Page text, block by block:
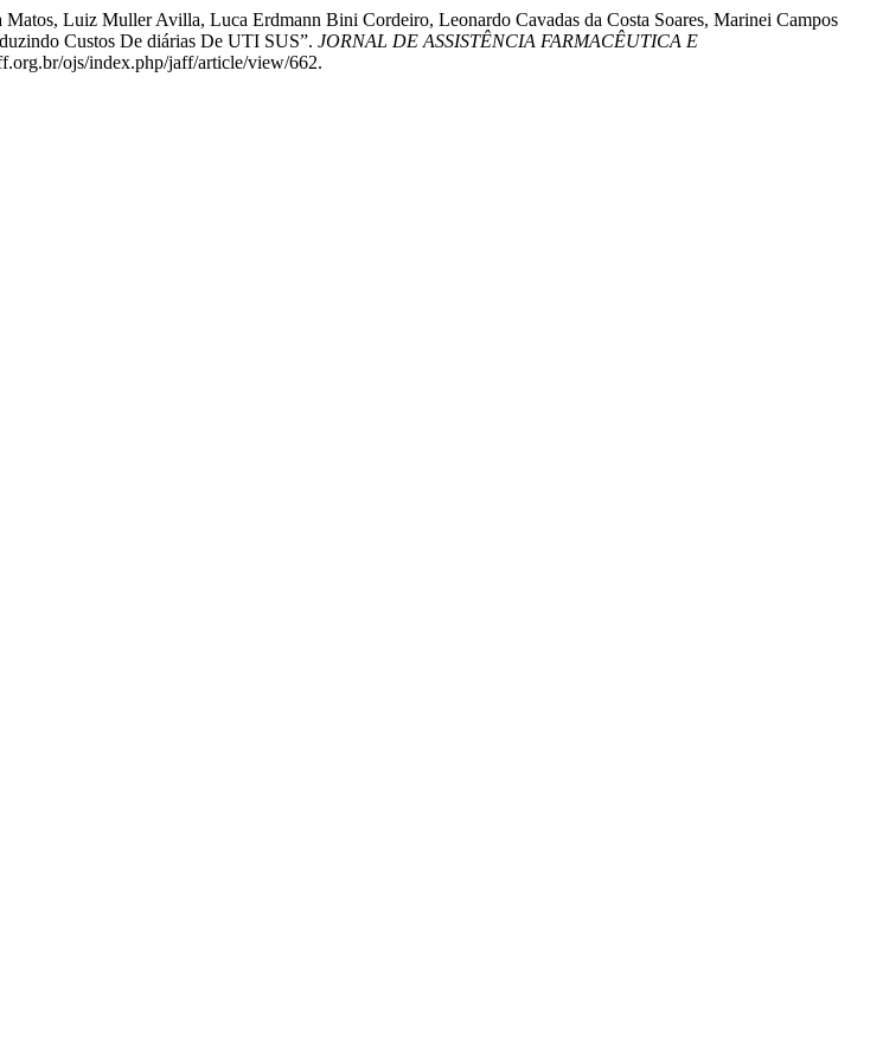
Luiz Muller Avilla, Luca Erdmann Bini Cordeiro, Leonardo Cavadas da Costa Soares, Marinei Campos
Custos De diárias De UTI SUS”. JORNAL DE ASSISTÊNCIA FARMACÊUTICA E
ojs/index.php/jaff/article/view/662.